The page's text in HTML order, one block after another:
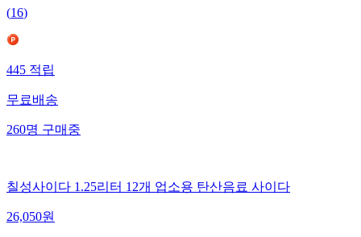
(16)
445적립
무료배송
260명구매중
칠성사이다 1.25리터 12개 업소용 탄산음료 사이다
26,050원